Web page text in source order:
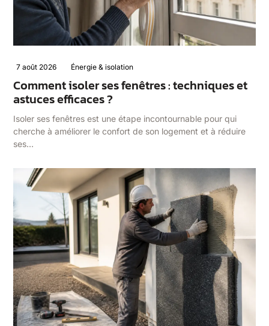
7 août 2026 Énergie & isolation
Comment isoler ses fenêtres : techniques et
astuces efficaces ?
Isoler ses fenêtres est une étape incontournable pour qui
cherche à améliorer le confort de son logement et à réduire
ses…